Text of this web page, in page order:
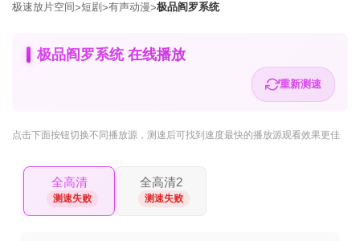
极速放片空间>短剧 >有声动漫>极品阎罗系统
极品阎罗系统 在线播放
重新测速
点击下面按钮切换不同播放源 ，测速后可找到速度最快的播放源观看效果更佳
全高清
测速失败
全高清2
测速失败